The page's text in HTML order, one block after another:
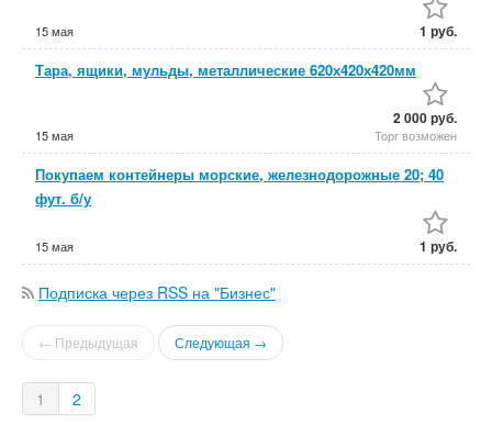
15 мая 1 руб.
Тара, ящики, мульды, металлические 620х420х420мм
15 мая
2 000 руб.
Торг возможен
Покупаем контейнеры морские, железнодорожные 20; 40
фут. б/у
15 мая 1 руб.
Подписка через RSS на "Бизнес"
← Предыдущая Следующая →
1 2